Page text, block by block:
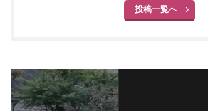
投稿一覧へ